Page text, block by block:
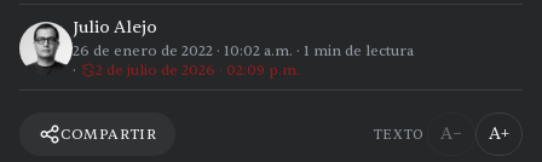
Julio Alejo
26 de enero de 2022 · 10:02 a.m. · 1 min de lectura
2 de julio de 2026 · 02:09 p.m.
COMPARTIR TEXTO A− A+